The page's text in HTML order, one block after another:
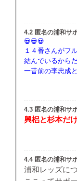
4.2 匿名の浦和サ
１４番さんがフ
結んでいるから
一昔前の李忠成
4.3 匿名の浦和サ
興梠と杉本だ
4.4 匿名の浦和サ
浦和レッズに